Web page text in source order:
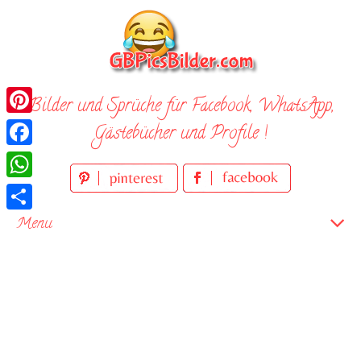
Bilder und Sprüche für Facebook, WhatsApp,
Gästebücher und Profile !
Menu
Pinterest
Facebook
WhatsApp
Teilen